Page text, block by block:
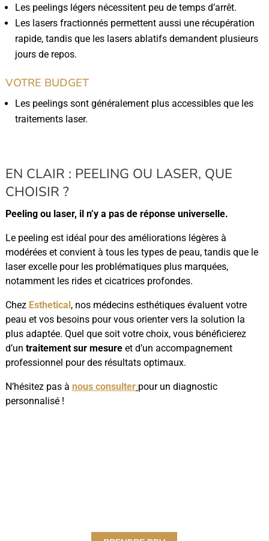
Les peelings légers nécessitent peu de temps d’arrêt.
Les lasers fractionnés permettent aussi une récupération
rapide, tandis que les lasers ablatifs demandent plusieurs
jours de repos.
VOTRE BUDGET
Les peelings sont généralement plus accessibles que les
traitements laser.
EN CLAIR : PEELING OU LASER, QUE
CHOISIR ?
Peeling ou laser, il n’y a pas de réponse universelle.
Le peeling est idéal pour des améliorations légères à
modérées et convient à tous les types de peau, tandis que le
laser excelle pour les problématiques plus marquées,
notamment les rides et cicatrices profondes.
Chez Esthetical, nos médecins esthétiques évaluent votre
peau et vos besoins pour vous orienter vers la solution la
plus adaptée. Quel que soit votre choix, vous bénéficierez
d’un traitement sur mesureet d’un accompagnement
professionnel pour des résultats optimaux.
N’hésitez pas à nous consulter pour un diagnostic
personnalisé !